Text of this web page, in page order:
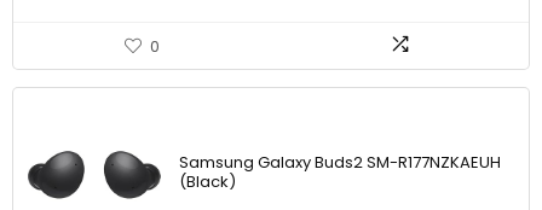
0
Samsung Galaxy Buds2 SM-R177NZKAEUH
(Black)